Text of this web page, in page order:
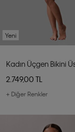
Yeni
Kadın Üçgen Bikini
2.749,00 TL
+ Diğer Renkler